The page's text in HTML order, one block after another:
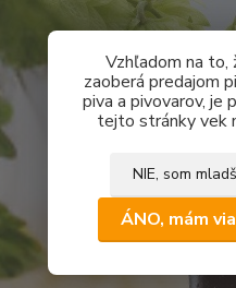
Vzhľadom na
zaoberá predajom
piva a pivovarov, je
tejto stránky vek
NIE, som
ÁNO, mám